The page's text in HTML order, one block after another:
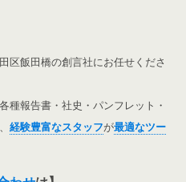
区飯田橋の創言社にお任せくださ
種報告書・社史・パンフレット・
経験豊富なスタッフが最適なツー